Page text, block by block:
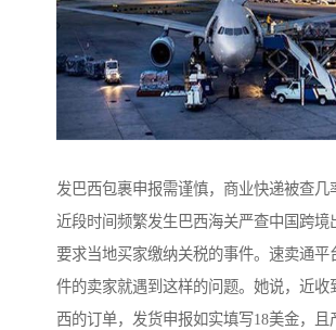
发巴西包裹申报需谨慎，商业快递被查几
近段时间频繁发生巴西海关严查中国跨境
要求当地买家缴纳关税的事件。速卖通平
件的卖家就遇到这样的问题。她说，近收
西的订单，发货申报如实填写18美金，且